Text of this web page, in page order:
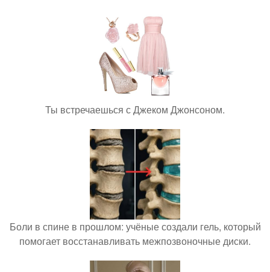
Ты встречаешься с Джеком Джонсоном.
Боли в спине в прошлом: учёные создали гель, который
помогает восстанавливать межпозвоночные диски.